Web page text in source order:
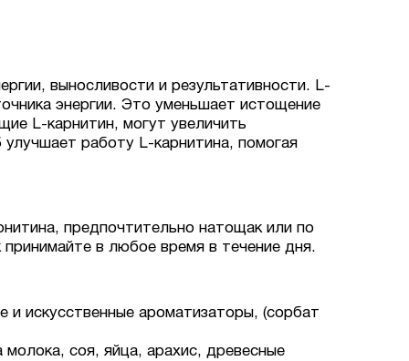
выносливости и результативности. L-
энергии. Это уменьшает истощение
L-карнитин, могут увеличить
работу L-карнитина, помогая
предпочтительно натощак или по
в любое время в течение дня.
искусственные ароматизаторы, (сорбат
соя, яйца, арахис, древесные